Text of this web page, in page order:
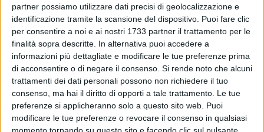
partner possiamo utilizzare dati precisi di geolocalizzazione e
identificazione tramite la scansione del dispositivo. Puoi fare clic
per consentire a noi e ai nostri 1733 partner il trattamento per le
finalità sopra descritte. In alternativa puoi accedere a
informazioni più dettagliate e modificare le tue preferenze prima
di acconsentire o di negare il consenso. Si rende noto che alcuni
trattamenti dei dati personali possono non richiedere il tuo
consenso, ma hai il diritto di opporti a tale trattamento. Le tue
preferenze si applicheranno solo a questo sito web. Puoi
modificare le tue preferenze o revocare il consenso in qualsiasi
La firma dell'accordo, che prevede la realizzazione del punto
ricezione dati a Matera, è avvenuta il 6 Ottobre, fra il
presidente dell'Agenzia Spaziale Italiana (Asi), Roberto
Battiston, e il capo del direttorato dell'Esa per l'Osservazione
della Terra, Volker Liebig. Lo ha detto all'Ansa il presidente
dell'Asi.
Chiamato 'Collaborative Ground Segment', ossia il segmento
di terra, sarà il punto italiano di ricezione dei dati dei satelliti